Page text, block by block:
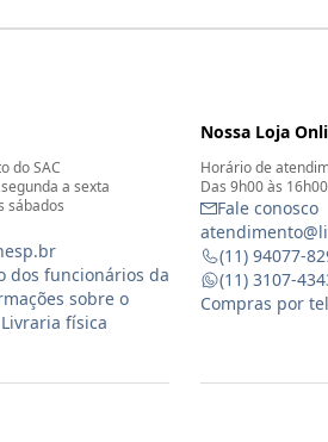
do SAC
a sexta
sábados
dos funcionários da
sobre o
física
Nossa Loja
Horário de
Das 9h00 às
Fale conosco
(11) 94077-
(11) 3107-
Compras por